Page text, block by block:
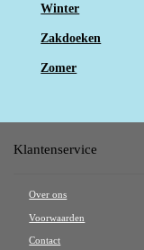
Winter
Zakdoeken
Zomer
Klantenservice
Over ons
Voorwaarden
Contact